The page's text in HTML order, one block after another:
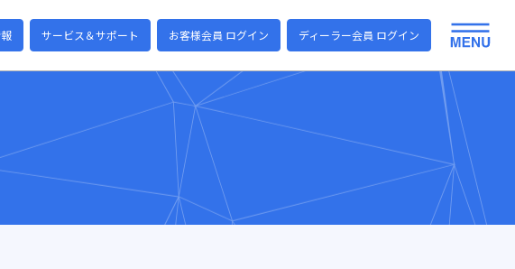
サービス＆サポート お客様会員 ログイン ディーラー会員 ログイン